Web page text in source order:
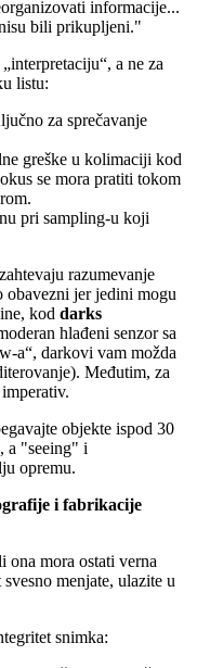
informacije...
bili prikupljeni."
a ne za
listu:
za sprečavanje
greške u kolimaciji kod
se mora pratiti tokom
pri sampling-u koji
razumevanje
obavezni jer jedini mogu
kod darks
hlađeni senzor sa
a“, darkovi vam možda
Međutim, za
objekte ispod 30
a "seeing" i
opremu.
i fabrikacije
mora ostati verna
menjate, ulazite u
snimka: